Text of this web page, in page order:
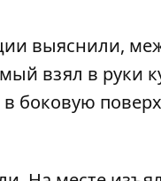
выяснили,
взял в руки
в боковую